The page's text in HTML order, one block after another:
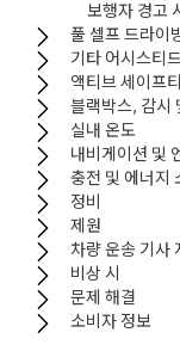
보행자 경고
풀 셀프 드라이
기타 어시스티
액티브 세이프
블랙박스, 감시
실내 온도
내비게이션 및
충전 및 에너지
정비
제원
차량 운송 기사
비상 시
문제 해결
소비자 정보